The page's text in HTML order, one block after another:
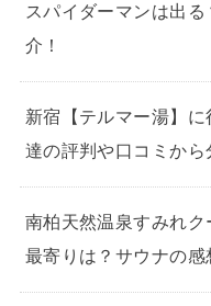
スパイダーマンは出
介！
新宿【テルマー湯】
達の評判や口コミから
南柏天然温泉すみれ
最寄りは？サウナの感